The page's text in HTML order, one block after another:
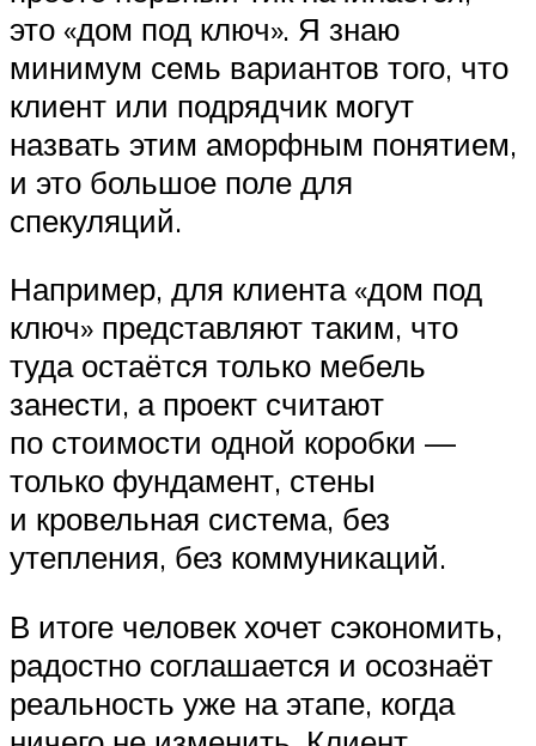
это «дом под ключ». Я знаю
минимум семь вариантов того, что
клиент или подрядчик могут
назвать этим аморфным понятием,
и это большое поле для
спекуляций.
Например, для клиента «дом под
ключ» представляют таким, что
туда остаётся только мебель
занести, а проект считают
по стоимости одной коробки —
только фундамент, стены
и кровельная система, без
утепления, без коммуникаций.
В итоге человек хочет сэкономить,
радостно соглашается и осознаёт
реальность уже на этапе, когда